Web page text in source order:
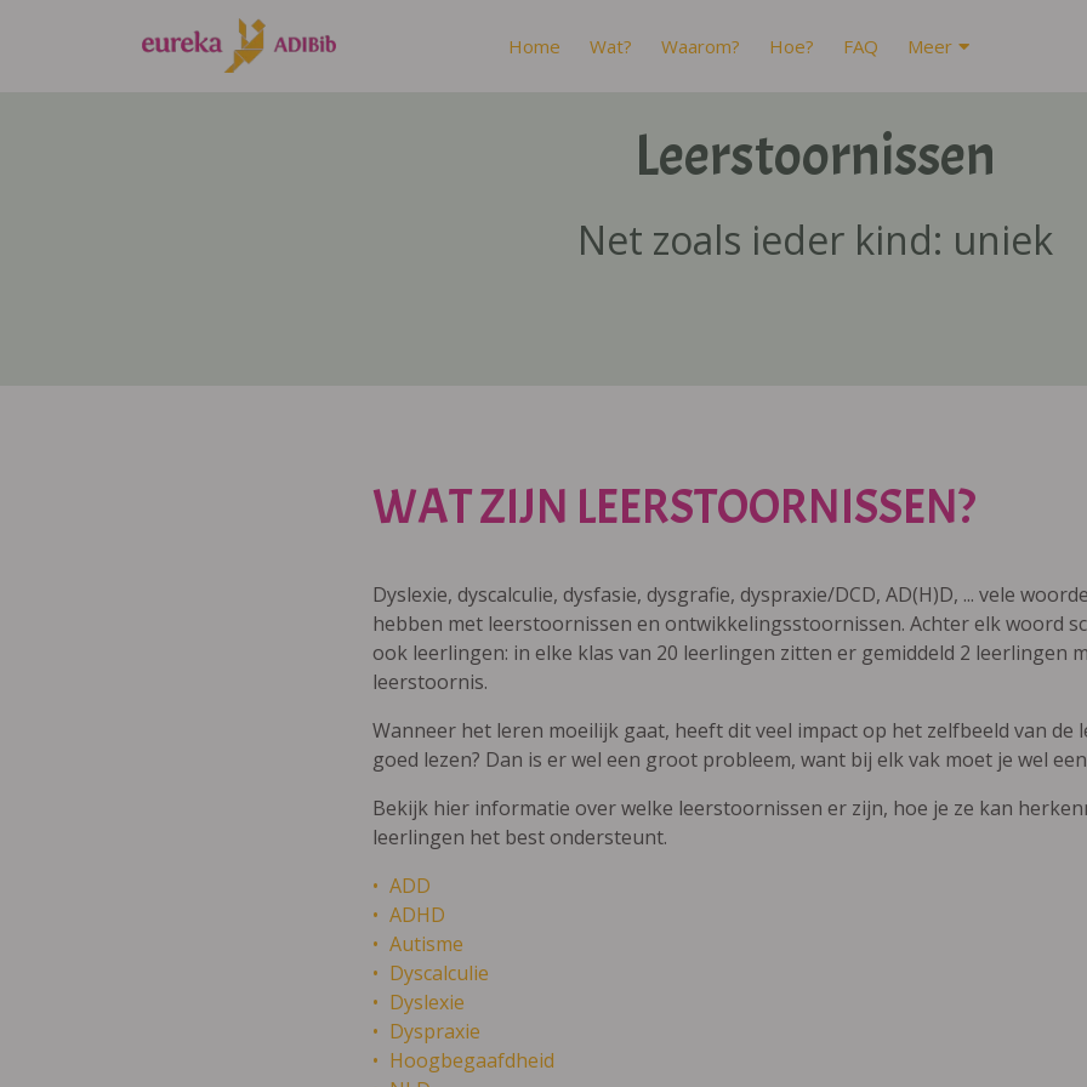
Home Wat? Waarom? Hoe? FAQ Meer
Leerstoornissen
Net zoals ieder kind: uniek
WAT ZIJN LEERSTOORNISSEN?
Dyslexie, dyscalculie, dysfasie, dysgrafie, dyspraxie/DCD, AD(H)D, ... vele
hebben met leerstoornissen en ontwikkelingsstoornissen. Achter elk woord
ook leerlingen: in elke klas van 20 leerlingen zitten er gemiddeld 2 leerlingen
leerstoornis.
Wanneer het leren moeilijk gaat, heeft dit veel impact op het zelfbeeld van de
goed lezen? Dan is er wel een groot probleem, want bij elk vak moet je wel
Bekijk hier informatie over welke leerstoornissen er zijn, hoe je ze kan
leerlingen het best ondersteunt.
ADD
ADHD
Autisme
Dyscalculie
Dyslexie
Dyspraxie
Hoogbegaafdheid